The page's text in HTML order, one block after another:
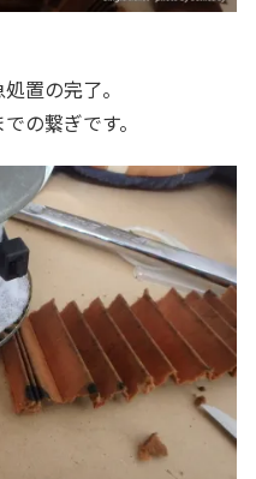
置の完了。
の繋ぎです。